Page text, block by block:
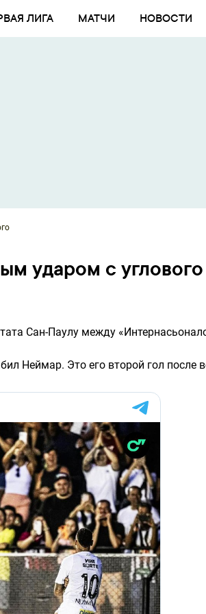
ЛИГА МАТЧИ НОВОСТИ
ударом с углового
Сан-Паулу между
Неймар. Это его второй гол после